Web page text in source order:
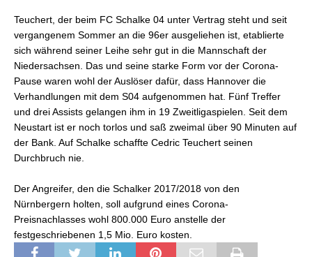
Teuchert, der beim FC Schalke 04 unter Vertrag steht und seit
vergangenem Sommer an die 96er ausgeliehen ist, etablierte
sich während seiner Leihe sehr gut in die Mannschaft der
Niedersachsen. Das und seine starke Form vor der Corona-
Pause waren wohl der Auslöser dafür, dass Hannover die
Verhandlungen mit dem S04 aufgenommen hat. Fünf Treffer
und drei Assists gelangen ihm in 19 Zweitligaspielen. Seit dem
Neustart ist er noch torlos und saß zweimal über 90 Minuten auf
der Bank. Auf Schalke schaffte Cedric Teuchert seinen
Durchbruch nie.
Der Angreifer, den die Schalker 2017/2018 von den
Nürnbergern holten, soll aufgrund eines Corona-
Preisnachlasses wohl 800.000 Euro anstelle der
festgeschriebenen 1,5 Mio. Euro kosten.